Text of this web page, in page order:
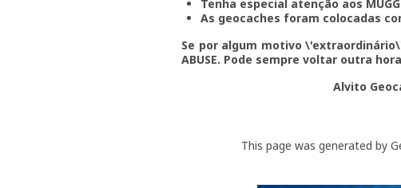
Tenha especial atenção aos
As geocaches foram colocadas
Se por algum motivo
ABUSE. Pode sempre voltar outra
Alvito
This page was generated by